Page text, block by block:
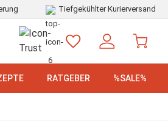
Tiefgekühlter Kurierversand
RATGEBER %SALE%